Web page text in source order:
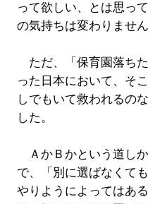
って欲しい、とは思っ
の気持ちは変わりません
ただ、「保育園落ち
った日本において、そ
しでもいて救われるの
した。
ＡかＢかという道し
で、「別に選ばなくて
やりようによってはあ